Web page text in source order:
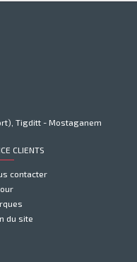
Tigditt - Mostaganem
CLIENTS
contacter
du site